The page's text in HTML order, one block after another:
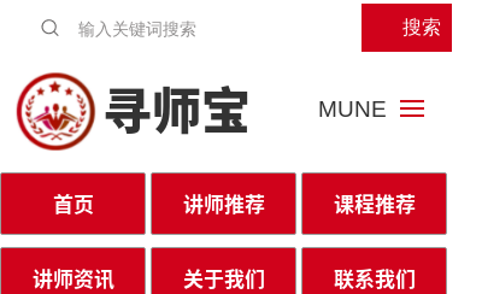
搜索
寻师宝 MUNE
首页 讲师推荐 课程推荐
讲师资讯 关于我们 联系我们